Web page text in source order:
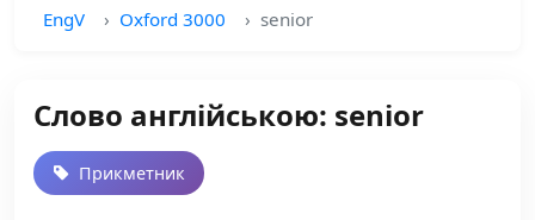
EngV Oxford 3000 senior
Слово англійською: senior
Прикметник